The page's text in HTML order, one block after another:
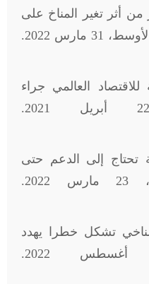
من أثر تغير المناخ على
2022.
العالمي جراء
تحتاج إلى الدعم حتى
تشكل خطرا يهدد